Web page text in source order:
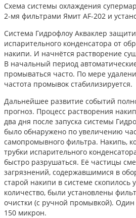
Схема системы охлаждения
2-мя фильтрами Ямит AF-202 и
Система Гидрофлоу Акваклер
испарительного конденсатора от
накипи. И начнётся растворение
В начальный период
промываться часто. По мере
частота промывок стабилизируется.
Дальнейшее развитие событий
прогноз. Процесс растворения
два дня после запуска системы
было обнаружено по увеличению
самопромывного фильтра. Накипь,
трубки испарительного
быстро разрушаться. Её частицы
загрязнений, содержавшимися в
старой накипи в системе скопилось
количество, были установлены
очистки (с ручной промывкой).
150 микрон.